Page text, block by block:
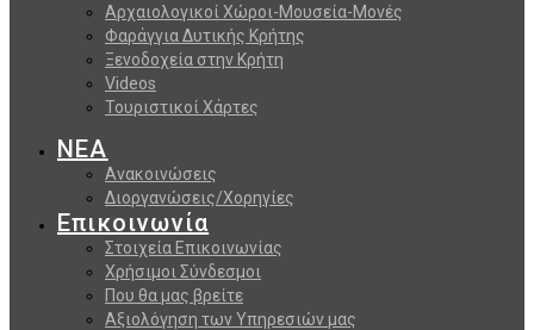
Αρχαιολογικοί Χώροι-Μουσεία-Μονές
Φαράγγια Δυτικής Κρήτης
Ξενοδοχεία στην Κρήτη
Videos
Τουριστικοί Χάρτες
ΝΕΑ
Ανακοινώσεις
Διοργανώσεις/Χορηγίες
Επικοινωνία
Στοιχεία Επικοινωνίας
Χρήσιμοι Σύνδεσμοι
Που θα μας βρείτε
Αξιολόγηση των Υπηρεσιών μας